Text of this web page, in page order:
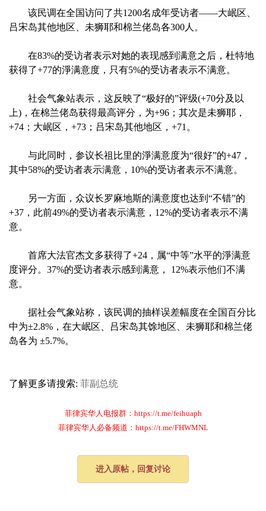
该民调在全国访问了共1200名成年受访者——大岷区、
吕宋岛其他地区、未狮耶和棉兰佬岛各300人。
在83%的受访者表示对她的表现感到满意之后，杜特地
获得了+77的淨满意度，只有5%的受访者表示不满意。
社会气象站表示，这反映了“极好的”评级(+70分及以
上)，在棉兰佬岛获得最高评分，为+96；其次是未狮耶，
+74；大岷区，+73；吕宋岛其他地区，+71。
与此同时，参议长祖比里的淨满意度为“很好”的+47，
其中58%的受访者表示满意，10%的受访者表示不满意。
另一方面，众议长罗麻地斯的满意度也达到“不错”的
+37，此前49%的受访者表示满意，12%的受访者表示不满
意。
首席大法官杰文多获得了+24，属“中等”水平的淨满意
度评分。37%的受访者表示感到满意， 12%表示他们不满
意。
据社会气象站称，该民调的抽样误差幅度在全国百分比
中为±2.8%，在大岷区、吕宋岛其馀地区、未狮耶和棉兰佬
岛各为 ±5.7%。
了解更多请搜索: 菲副总统
菲律宾华人电报群：https://t.me/feihuaph
菲律宾华人必备频道：https://t.me/FHWMNL
进入原帖，回复讨论